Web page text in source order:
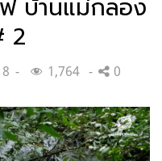
บ้านแม่กลอง
2
1,764 0